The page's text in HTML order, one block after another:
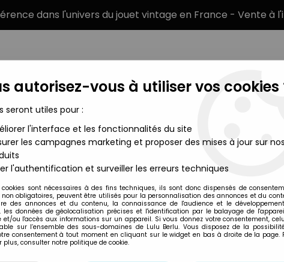
dans l'univers du jouet vintage en France - Vente à
MARQUES TYPE DE PRODUIT
Figurines Loose
Hasbro
G.I.JOE - 1985 -
AR0050549
autorisez-vous à utiliser vos cookies
seront utiles pour :
l'interface et les fonctionnalités du site
les campagnes marketing et proposer des mises à jour sur nos
l'authentification et surveiller les erreurs techniques
cookies sont nécessaires à des fins techniques, ils sont donc dispensés de
non obligatoires, peuvent être utilisés pour la personnalisation des annonces et du
des annonces et du contenu, la connaissance de l'audience et le
les données de géolocalisation précises et l'identification par le balayage de
et/ou l'accès aux informations sur un appareil. Si vous donnez votre consentement,
sur l’ensemble des sous-domaines de Lulu Berlu. Vous disposez de la
consentement à tout moment en cliquant sur le widget en bas à droite de la page.
plus, consulter notre politique de cookie.